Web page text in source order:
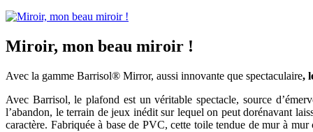
Miroir, mon beau miroir !
Avec la gamme Barrisol® Mirror, aussi innovante que spectaculaire,
Avec Barrisol, le plafond est un véritable spectacle, source
l’abandon, le terrain de jeux inédit sur lequel on peut dorénavant
caractère. Fabriquée à base de PVC, cette toile tendue de mur à